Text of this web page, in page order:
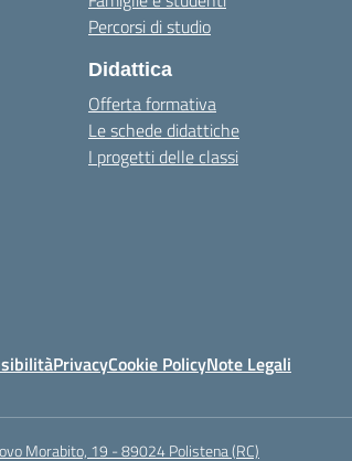
Percorsi di studio
Didattica
Offerta formativa
Le schede didattiche
I progetti delle classi
PrivacyCookie PolicyNote Legali
Morabito, 19 - 89024 Polistena (RC)